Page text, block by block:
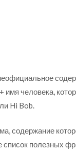
имя человека,
Hi Bob.
содержание
полезных